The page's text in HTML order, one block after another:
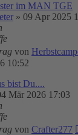
im MAN TGE
» 09 Apr 2025
von
10:52
bist Du....
Mär 2026 17:03
von Crafter277